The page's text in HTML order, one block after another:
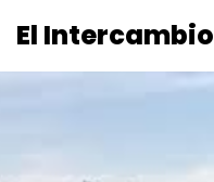
El Intercambio